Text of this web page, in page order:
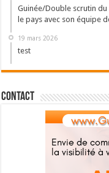
Guinée/Double scrutin du
le pays avec son équipe
19 mars 2026
test
Contact